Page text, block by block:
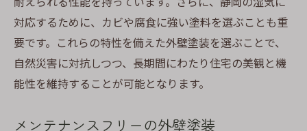
対応するために、カビや腐食に強い塗料を選ぶことも重
要です。これらの特性を備えた外壁塗装を選ぶことで、
自然災害に対抗しつつ、長期間にわたり住宅の美観と機
能性を維持することが可能となります。
メンテナンスフリーの外壁塗装